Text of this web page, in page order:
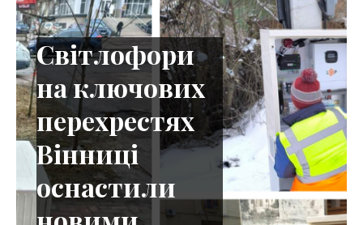
Світлофори
наключових
перехрестях
Вінниці
оснастили